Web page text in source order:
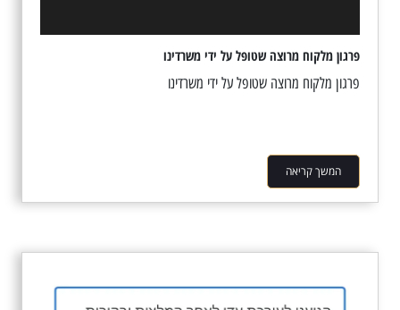
פרגון מלקוח מרוצה שטופל על ידי משרדינו
פרגון מלקוח מרוצה שטופל על ידי משרדינו
המשך קריאה